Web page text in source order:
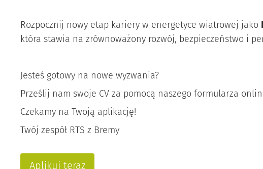
Rozpocznij nowy etap kariery w energetyce wiatrowej jako
która stawia na zrównoważony rozwój, bezpieczeństwo i
Jesteś gotowy na nowe wyzwania?
Prześlij nam swoje CV za pomocą naszego formularza
Czekamy na Twoją aplikację!
Twój zespół RTS z Bremy
Aplikuj teraz